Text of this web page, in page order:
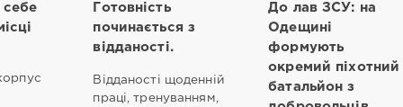
себе
Готовність
починається з
відданості.
Відданості щоденній
праці, тренуванням,
До лав ЗСУ: на
Одещині
формують
окремий піхотний
батальйон з